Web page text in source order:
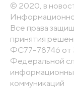
© 2020, в
Все права
принятия
ФС77-78746 от
Федеральной
коммуникаций